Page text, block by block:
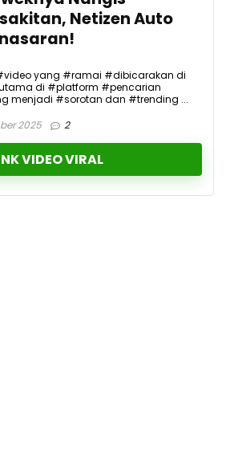
Netizen Auto
yang #ramai #dibicarakan di
di #platform #pencarian
menjadi #sorotan dan #trending ...
2025 2
VIDEO VIRAL